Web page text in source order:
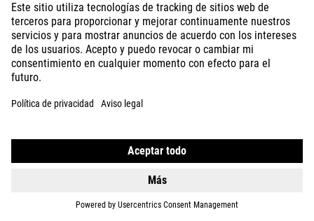
DETALLES
REACTION 200
1019 EUR